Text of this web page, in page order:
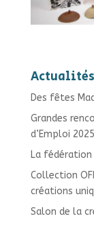
Des fêtes
Grandes
d’Emploi 2025
La fédération
Collection
créations
Salon de la